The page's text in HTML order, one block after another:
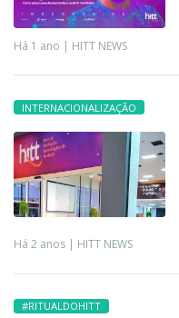
Há 1 ano | HITT NEWS
INTERNACIONALIZAÇÃO
Há 2 anos | HITT NEWS
#RITUALDOHITT